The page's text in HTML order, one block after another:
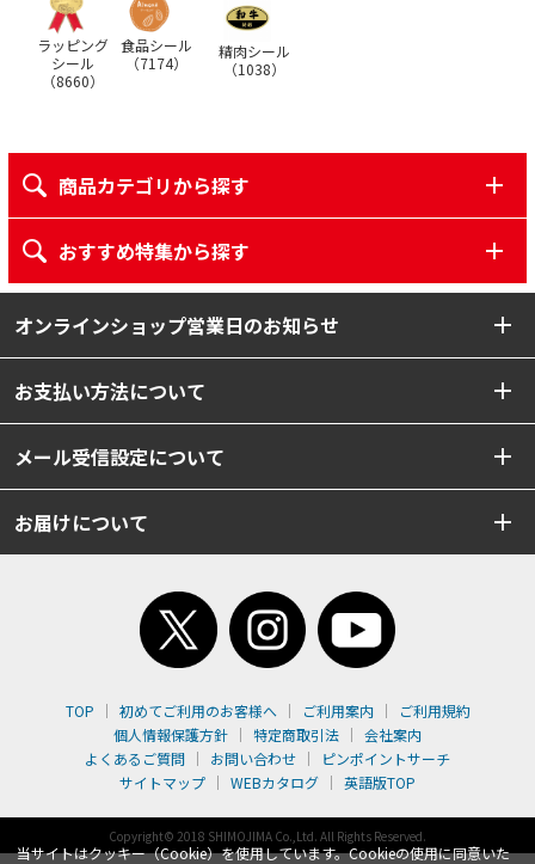
当サイトはクッキー（Cookie）を使用しています。Cookieの使用に同意いた
ラッピング
シール
（8660）
食品シール
（7174）
精肉シール
（1038）
商品カテゴリから探す
おすすめ特集から探す
オンラインショップ営業日のお知らせ
お支払い方法について
メール受信設定について
お届けについて
TOP 初めてご利用のお客様へ ご利用案内
ご利用規約
個人情報保護方針
特定商取引法
会社案内
よくあるご質問
お問い合わせ
ピンポイントサーチ
サイトマップ
WEBカタログ 英語版TOP
Copyright© 2018 SHIMOJIMA Co.,Ltd. All Rights Reserved.